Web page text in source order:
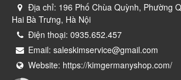
Địa chỉ: 196 Phố Chùa Quỳnh, Phường
Hai Bà Trưng, Hà Nội
Điện thoại: 0935.652.457
Email: saleskimservice@gmail.com
Website: https://kimgermanyshop.com/